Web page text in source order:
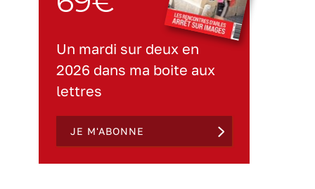
Un mardi sur deux en
2026 dans ma boite aux
lettres
JE M'ABONNE